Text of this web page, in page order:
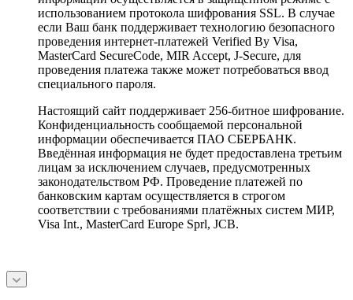
использованием протокола шифрования SSL. В случае
если Ваш банк поддерживает технологию безопасного
проведения интернет-платежей Verified By Visa,
MasterCard SecureCode, MIR Accept, J-Secure, для
проведения платежа также может потребоваться ввод
специального пароля.
Настоящий сайт поддерживает 256-битное шифрование.
Конфиденциальность сообщаемой персональной
информации обеспечивается ПАО СБЕРБАНК.
Введённая информация не будет предоставлена третьим
лицам за исключением случаев, предусмотренных
законодательством РФ. Проведение платежей по
банковским картам осуществляется в строгом
соответствии с требованиями платёжных систем МИР,
Visa Int., MasterCard Europe Sprl, JCB.